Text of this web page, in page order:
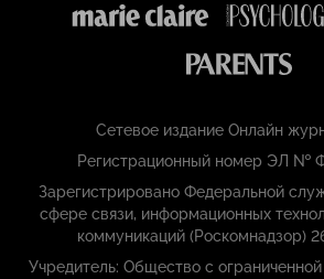
Сетевое издание Онлайн
Регистрационный номер ЭЛ №
Зарегистрировано Федеральной
сфере связи, информационных
коммуникаций (Роскомнадзор)
Учредитель: Общество с